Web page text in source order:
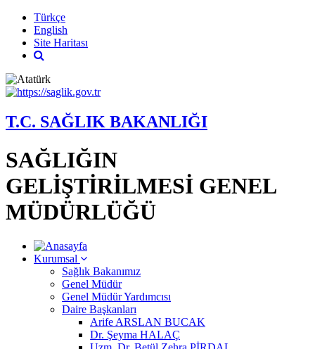
Türkçe
English
Site Haritası
T.C. SAĞLIK BAKANLIĞI
SAĞLIĞIN
GELİŞTİRİLMESİ GENEL
MÜDÜRLÜĞÜ
Kurumsal
Sağlık Bakanımız
Genel Müdür
Genel Müdür Yardımcısı
Daire Başkanları
Arife ARSLAN BUCAK
Dr. Şeyma HALAÇ